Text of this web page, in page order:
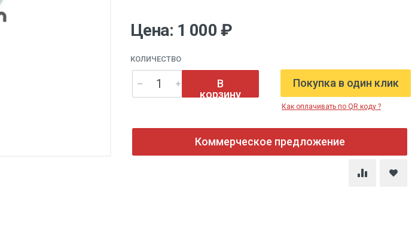
Цена: 1 000 ₽
КОЛИЧЕСТВО
В
корзину
Покупка в один клик
Как оплачивать по QR коду ?
Коммерческое предложение